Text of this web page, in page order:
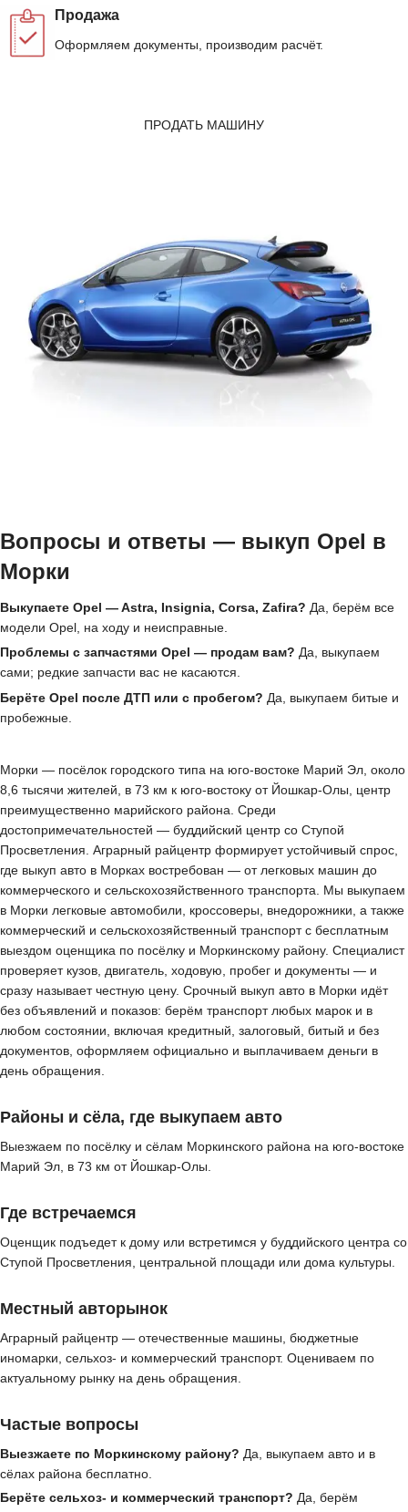
Продажа
Оформляем документы, производим расчёт.
ПРОДАТЬ МАШИНУ
Вопросы и ответы — выкуп Opel в
Морки
Выкупаете Opel — Astra, Insignia, Corsa, Zafira? Да, берём все
модели Opel, на ходу и неисправные.
Проблемы с запчастями Opel — продам вам? Да, выкупаем
сами; редкие запчасти вас не касаются.
Берёте Opel после ДТП или с пробегом? Да, выкупаем битые и
пробежные.
Морки — посёлок городского типа на юго-востоке Марий Эл, около
8,6 тысячи жителей, в 73 км к юго-востоку от Йошкар-Олы, центр
преимущественно марийского района. Среди
достопримечательностей — буддийский центр со Ступой
Просветления. Аграрный райцентр формирует устойчивый спрос,
где выкуп авто в Морках востребован — от легковых машин до
коммерческого и сельскохозяйственного транспорта. Мы выкупаем
в Морки легковые автомобили, кроссоверы, внедорожники, а также
коммерческий и сельскохозяйственный транспорт с бесплатным
выездом оценщика по посёлку и Моркинскому району. Специалист
проверяет кузов, двигатель, ходовую, пробег и документы — и
сразу называет честную цену. Срочный выкуп авто в Морки идёт
без объявлений и показов: берём транспорт любых марок и в
любом состоянии, включая кредитный, залоговый, битый и без
документов, оформляем официально и выплачиваем деньги в
день обращения.
Районы и сёла, где выкупаем авто
Выезжаем по посёлку и сёлам Моркинского района на юго-востоке
Марий Эл, в 73 км от Йошкар-Олы.
Где встречаемся
Оценщик подъедет к дому или встретимся у буддийского центра со
Ступой Просветления, центральной площади или дома культуры.
Местный авторынок
Аграрный райцентр — отечественные машины, бюджетные
иномарки, сельхоз- и коммерческий транспорт. Оцениваем по
актуальному рынку на день обращения.
Частые вопросы
Выезжаете по Моркинскому району? Да, выкупаем авто и в
сёлах района бесплатно.
Берёте сельхоз- и коммерческий транспорт? Да, берём